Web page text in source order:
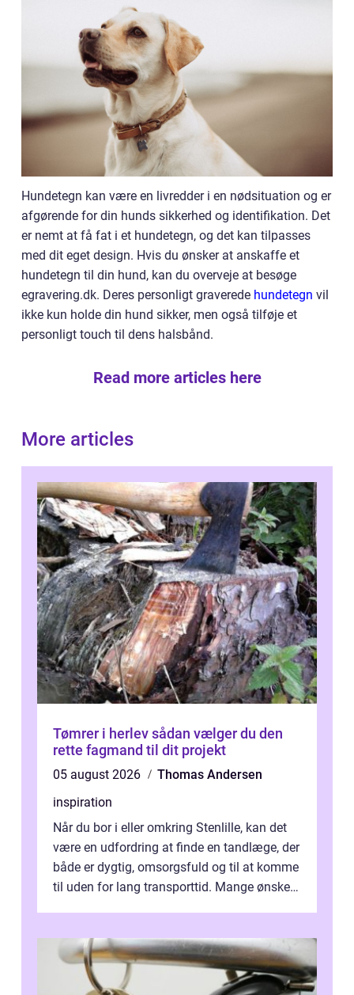
Hundetegn kan være en livredder i en nødsituation og er
afgørende for din hunds sikkerhed og identifikation. Det
er nemt at få fat i et hundetegn, og det kan tilpasses
med dit eget design. Hvis du ønsker at anskaffe et
hundetegn til din hund, kan du overveje at besøge
egravering.dk. Deres personligt graverede hundetegn vil
ikke kun holde din hund sikker, men også tilføje et
personligt touch til dens halsbånd.
Read more articles here
More articles
Tømrer i herlev sådan vælger du den
rette fagmand til dit projekt
05 august 2026
Thomas Andersen
inspiration
Når du bor i eller omkring Stenlille, kan det
være en udfordring at finde en tandlæge, der
både er dygtig, omsorgsfuld og til at komme
til uden for lang transporttid. Mange ønsker